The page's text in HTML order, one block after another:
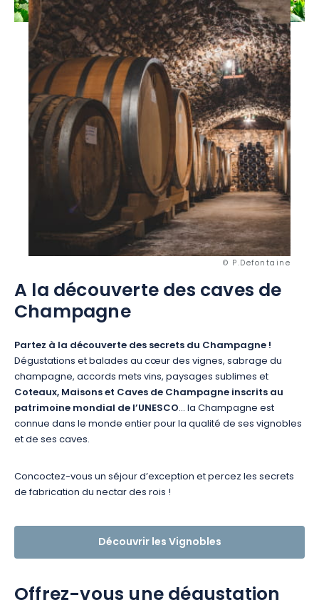
© P.Defontaine
A la découverte des caves de
Champagne
Partez à la découverte des secrets du Champagne !
Dégustations et balades au cœur des vignes, sabrage du
champagne, accords mets vins, paysages sublimes et
Coteaux, Maisons et Caves de Champagne inscrits au
patrimoine mondial de l’UNESCO... la Champagne est
connue dans le monde entier pour la qualité de ses vignobles
et de ses caves.
Concoctez-vous un séjour d’exception et percez les secrets
de fabrication du nectar des rois !
Découvrir les Vignobles